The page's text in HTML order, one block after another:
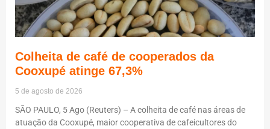
Colheita de café de cooperados da
Cooxupé atinge 67,3%
5 de agosto de 2026
SÃO PAULO, 5 Ago (Reuters) – A colheita de café nas áreas de
atuação da Cooxupé, maior cooperativa de cafeicultores do